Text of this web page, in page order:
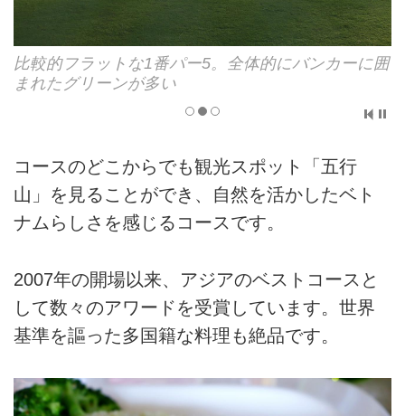
リンクスでありながら、淡水の池が軽むホールもあ
る
コースのどこからでも観光スポット「五行
山」を見ることができ、自然を活かしたベト
ナムらしさを感じるコースです。
2007年の開場以来、アジアのベストコースと
して数々のアワードを受賞しています。世界
基準を謳った多国籍な料理も絶品です。